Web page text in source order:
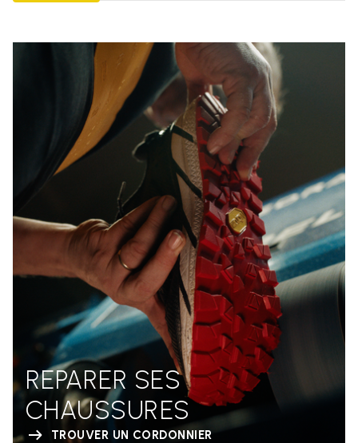
REPARER SES
CHAUSSURES
TROUVER UN CORDONNIER